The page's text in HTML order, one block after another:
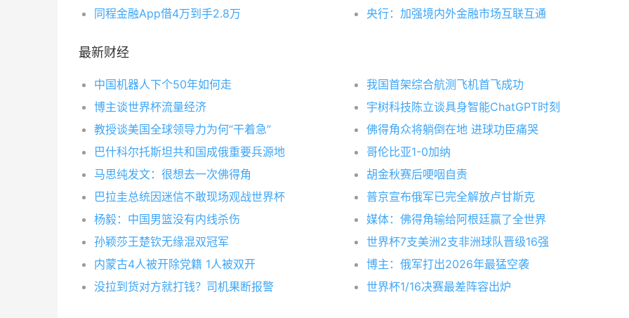
同程金融App借4万到手2.8万
央行：加强境内外金融市场互联互通
最新财经
中国机器人下个50年如何走
我国首架综合航测飞机首飞成功
博主谈世界杯流量经济
宇树科技陈立谈具身智能ChatGPT时刻
教授谈美国全球领导力为何“干着急”
佛得角众将躺倒在地 进球功臣痛哭
巴什科尔托斯坦共和国成俄重要兵源地
哥伦比亚1-0加纳
马思纯发文：很想去一次佛得角
胡金秋赛后哽咽自责
巴拉圭总统因迷信不敢现场观战世界杯
普京宣布俄军已完全解放卢甘斯克
杨毅：中国男篮没有内线杀伤
媒体：佛得角输给阿根廷赢了全世界
孙颖莎王楚钦无缘混双冠军
世界杯7支美洲2支非洲球队晋级16强
内蒙古4人被开除党籍 1人被双开
博主：俄军打出2026年最猛空袭
没拉到货对方就打钱？司机果断报警
世界杯1/16决赛最差阵容出炉